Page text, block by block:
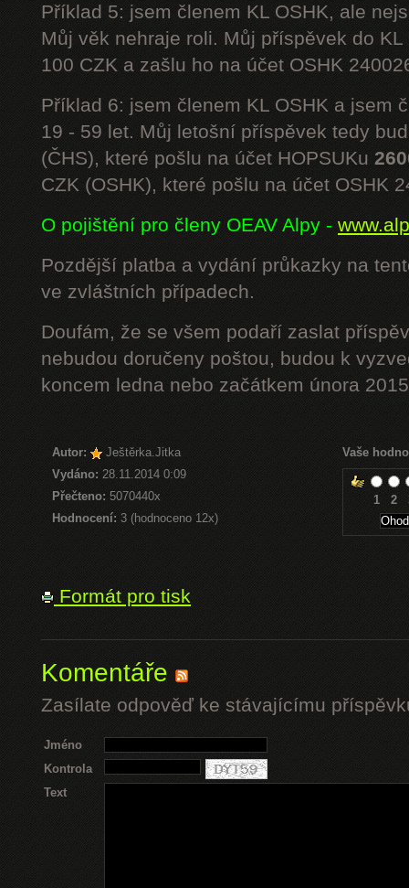
Příklad 5: jsem členem KL OSHK, ale
Můj věk nehraje roli. Můj příspěvek do
100 CZK a zašlu ho na účet OSHK
Příklad 6: jsem členem KL OSHK a jsem
19 - 59 let. Můj letošní příspěvek tedy
(ČHS), které pošlu na účet HOPSUKu
CZK (OSHK), které pošlu na účet OSHK
O pojištění pro členy OEAV Alpy -
Pozdější platba a vydání průkazky na
ve zvláštních případech.
Doufám, že se všem podaří zaslat
nebudou doručeny poštou, budou k
koncem ledna nebo začátkem února
Autor:
Ještěrka.Jitka
Vydáno: 28.11.2014 0:09
Přečteno:5070440x
Hodnocení: 3 (hodnoceno 12x)
Vaše
1 2
Formát pro tisk
Komentáře
Zasílate odpověď ke stávajícímu
Jméno
Kontrola
Text